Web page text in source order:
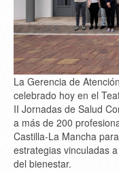
La Gerencia de
celebrado hoy en el
II Jornadas de Salud
a más de 200
Castilla-La Mancha
estrategias vinculadas
del bienestar.